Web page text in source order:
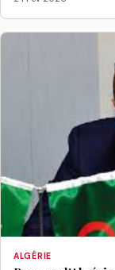
ALGÉRIE